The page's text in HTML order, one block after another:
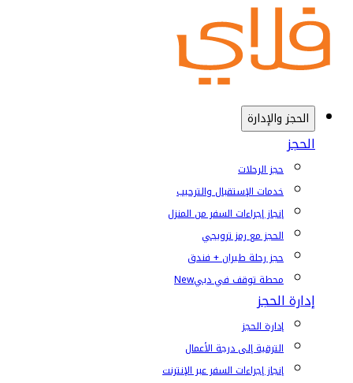
الحجز والإدارة
الحجز
حجز الرحلات
خدمات الإستقبال والترحيب
إنجاز إجراءات السفر من المنزل
الحجز مع رمز ترويجي
حجز رحلة طيران + فندق
محطة توقف في دبيNew
إدارة الحجز
إدارة الحجز
الترقية إلى درجة الأعمال
إنجاز إجراءات السفر عبر الإنترنت